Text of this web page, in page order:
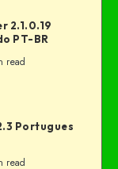
2.1.0.19
PT-BR
read
Portugues
read